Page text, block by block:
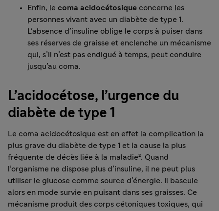
Enfin, le coma acidocétosique concerne les
personnes vivant avec un diabète de type 1.
L’absence d’insuline oblige le corps à puiser dans
ses réserves de graisse et enclenche un mécanisme
qui, s’il n’est pas endigué à temps, peut conduire
jusqu’au coma.
L’acidocétose, l’urgence du
diabète de type 1
Le coma acidocétosique est en effet la complication la
plus grave du diabète de type 1 et la cause la plus
fréquente de décès liée à la maladie². Quand
l’organisme ne dispose plus d’insuline, il ne peut plus
utiliser le glucose comme source d’énergie. Il bascule
alors en mode survie en puisant dans ses graisses. Ce
mécanisme produit des corps cétoniques toxiques, qui